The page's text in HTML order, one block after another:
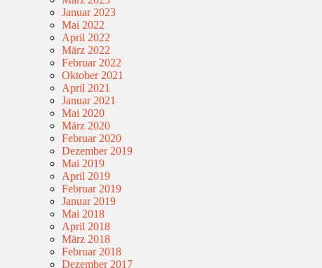
Januar 2023
Mai 2022
April 2022
März 2022
Februar 2022
Oktober 2021
April 2021
Januar 2021
Mai 2020
März 2020
Februar 2020
Dezember 2019
Mai 2019
April 2019
Februar 2019
Januar 2019
Mai 2018
April 2018
März 2018
Februar 2018
Dezember 2017